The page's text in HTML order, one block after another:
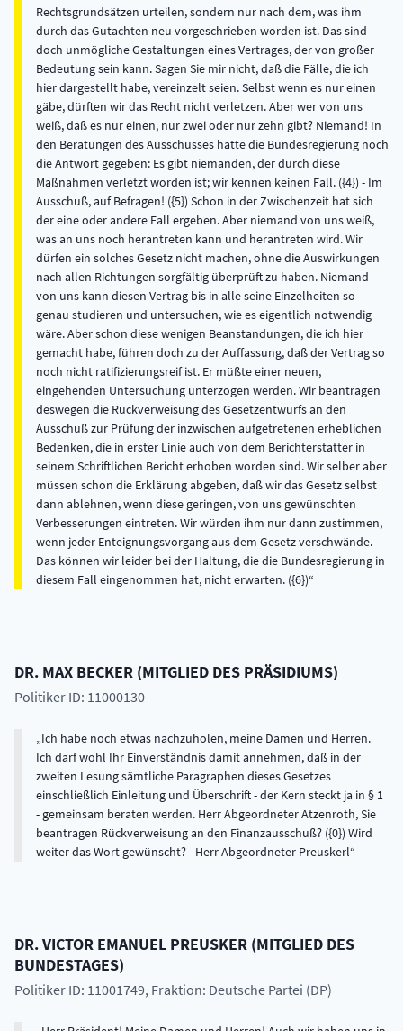
DR. MAX BECKER (MITGLIED DES PRÄSIDIUMS)
Politiker ID: 11000130
Ich habe noch etwas nachzuholen, meine Damen und Herren.
Ich darf wohl Ihr Einverständnis damit annehmen, daß in der
zweiten Lesung sämtliche Paragraphen dieses Gesetzes
einschließlich Einleitung und Überschrift - der Kern steckt ja in § 1
- gemeinsam beraten werden. Herr Abgeordneter Atzenroth, Sie
beantragen Rückverweisung an den Finanzausschuß? ({0}) Wird
weiter das Wort gewünscht? - Herr Abgeordneter Preuskerl
DR.VICTOR EMANUEL PREUSKER (MITGLIED DES
BUNDESTAGES)
Politiker ID: 11001749, Fraktion: Deutsche Partei (DP)